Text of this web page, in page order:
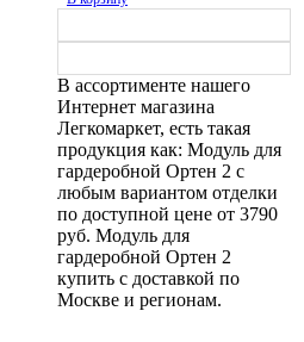
В ассортименте нашего
Интернет магазина
Легкомаркет, есть такая
продукция как: Модуль для
гардеробной Ортен 2 с
любым вариантом отделки
по доступной цене от 3790
руб. Модуль для
гардеробной Ортен 2
купить с доставкой по
Москве и регионам.